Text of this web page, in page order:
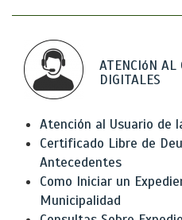
ATENCIóN AL
DIGITALES
Atención al Usuario de
Certificado Libre de
Antecedentes
Como Iniciar un
Municipalidad